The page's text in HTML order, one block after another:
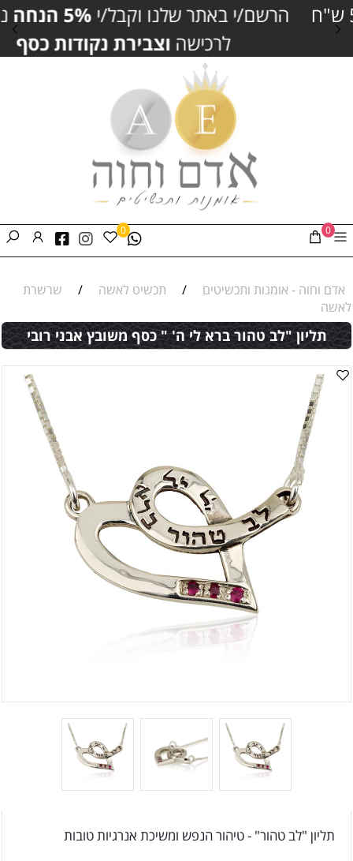
הרשם/י באתר שלנו וקבל/י 5% הנחה
נוספים
לרכישהוצבירת נקודות כסף
0
0
אדם וחוה - אומנות ותכשיטים / תכשיט לאשה /
שרשרת
לאשה
תליון "לב טהור ברא לי ה' " כסף משובץ אבני רובי
תליון "לב טהור" - טיהור הנפש ומשיכת אנרגיות טובות